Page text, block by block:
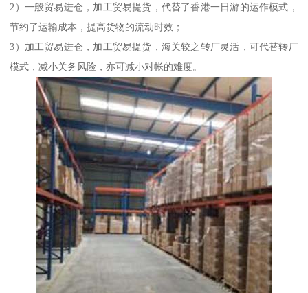
2）一般贸易进仓，加工贸易提货，代替了香港一日游的运作模式，
节约了运输成本，提高货物的流动时效；
3）加工贸易进仓，加工贸易提货，海关较之转厂灵活，可代替转厂
模式，减小关务风险，亦可减小对帐的难度。